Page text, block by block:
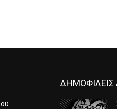
ΔΗΜΟΦΙΛΕΙΣ